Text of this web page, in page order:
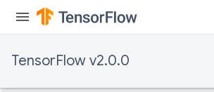
TensorFlow v2.0.0